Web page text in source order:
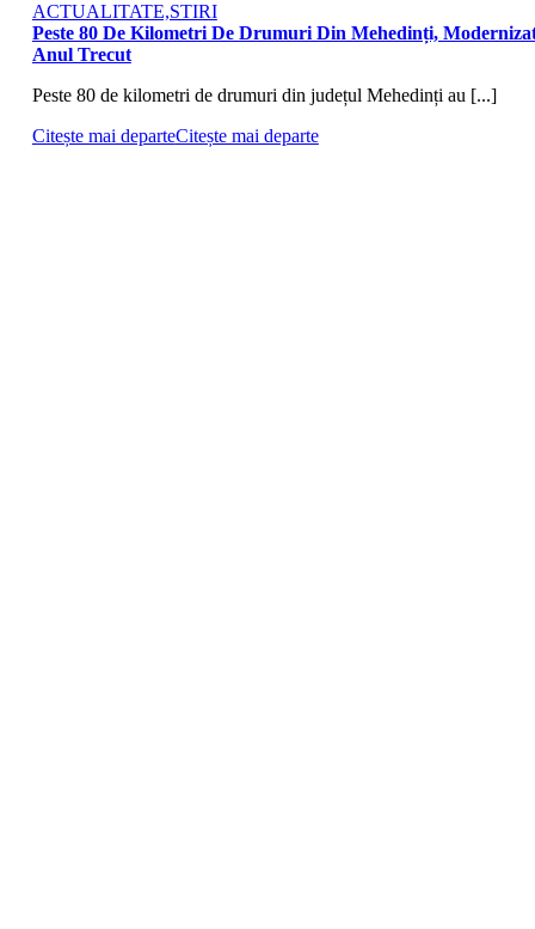
ACTUALITATE,STIRI
Peste 80 De Kilometri De Drumuri Din Mehedinți,
Anul Trecut
Peste 80 de kilometri de drumuri din județul Mehedinți au [...]
Citește mai departeCitește mai departe